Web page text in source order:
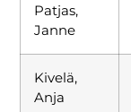
Patjas,
Janne
Kivelä,
Anja